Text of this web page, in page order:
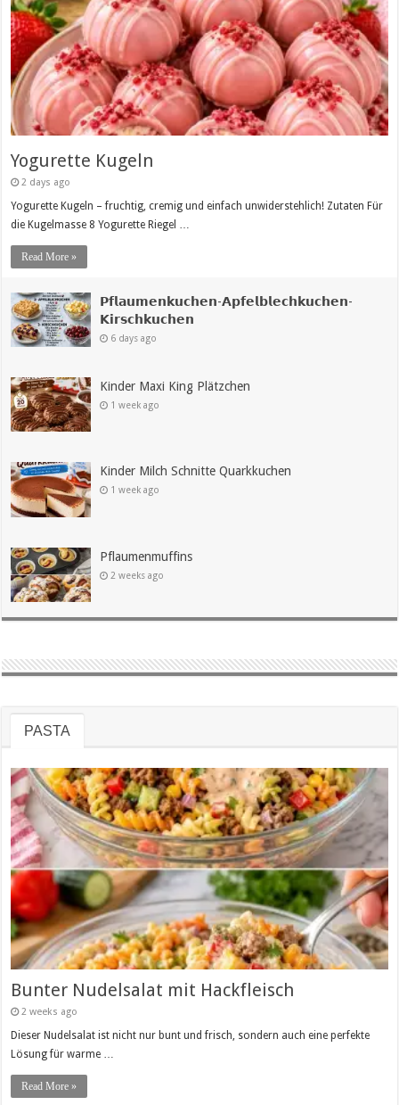
Yogurette Kugeln
2 days ago
Yogurette Kugeln – fruchtig, cremig und einfach unwiderstehlich! Zutaten Für
die Kugelmasse 8 Yogurette Riegel …
Read More »
𝗣𝗳𝗹𝗮𝘂𝗺𝗲𝗻𝗸𝘂𝗰𝗵𝗲𝗻-𝗔𝗽𝗳𝗲𝗹𝗯𝗹𝗲𝗰𝗵𝗸𝘂𝗰𝗵𝗲𝗻-
𝗞𝗶𝗿𝘀𝗰𝗵𝗸𝘂𝗰𝗵𝗲𝗻
6 days ago
Kinder Maxi King Plätzchen
1 week ago
Kinder Milch Schnitte Quarkkuchen
1 week ago
Pflaumenmuffins
2 weeks ago
PASTA
Bunter Nudelsalat mit Hackfleisch
2 weeks ago
Dieser Nudelsalat ist nicht nur bunt und frisch, sondern auch eine perfekte
Lösung für warme …
Read More »